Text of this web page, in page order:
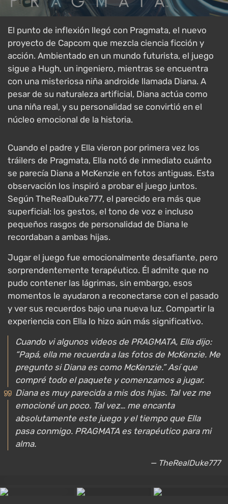
El punto de inflexión llegó con Pragmata, el nuevo
proyecto de Capcom que mezcla ciencia ficción y
acción. Ambientado en un mundo futurista, el juego
sigue a Hugh, un ingeniero, mientras se encuentra
con una misteriosa niña androide llamada Diana. A
pesar de su naturaleza artificial, Diana actúa como
una niña real, y su personalidad se convirtió en el
núcleo emocional de la historia.
Cuando el padre y Ella vieron por primera vez los
tráilers de Pragmata, Ella notó de inmediato cuánto
se parecía Diana a McKenzie en fotos antiguas. Esta
observación los inspiró a probar el juego juntos.
Según TheRealDuke777, el parecido era más que
superficial: los gestos, el tono de voz e incluso
pequeños rasgos de personalidad de Diana le
recordaban a ambas hijas.
Jugar el juego fue emocionalmente desafiante, pero
sorprendentemente terapéutico. Él admite que no
pudo contener las lágrimas, sin embargo, esos
momentos le ayudaron a reconectarse con el pasado
y ver sus recuerdos bajo una nueva luz. Compartir la
experiencia con Ella lo hizo aún más significativo.
Cuando vi algunos videos de PRAGMATA, Ella dijo:
“Papá, ella me recuerda a las fotos de McKenzie. Me
pregunto si Diana es como McKenzie.” Así que
compré todo el paquete y comenzamos a jugar.
Diana es muy parecida a mis dos hijas. Tal vez me
emocioné un poco. Tal vez… me encanta
absolutamente este juego y el tiempo que Ella
pasa conmigo. PRAGMATA es terapéutico para mi
alma.
— TheRealDuke777